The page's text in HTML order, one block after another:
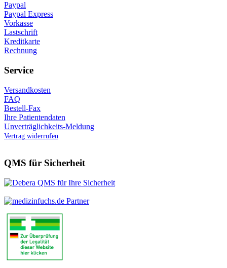
Paypal
Paypal Express
Vorkasse
Lastschrift
Kreditkarte
Rechnung
Service
Versandkosten
FAQ
Bestell-Fax
Ihre Patientendaten
Unverträglichkeits-Meldung
Vertrag widerrufen
QMS für Sicherheit